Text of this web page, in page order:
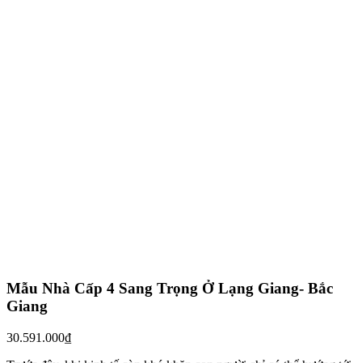
Mẫu Nhà Cấp 4 Sang Trọng Ở Lạng Giang- Bắc
Giang
30.591.000₫